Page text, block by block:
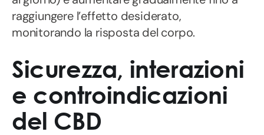
raggiungere l’effetto desiderato,
monitorando la risposta del corpo.
Sicurezza, interazioni
e controindicazioni
del CBD